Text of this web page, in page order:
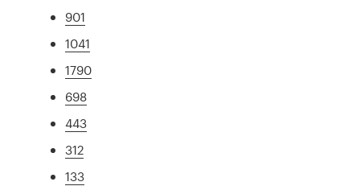
901
1041
1790
698
443
312
133